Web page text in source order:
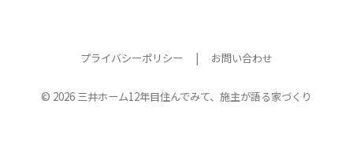
プライバシーポリシー | お問い合わせ
© 2026 三井ホーム12年目住んでみて、施主が語る家づくり